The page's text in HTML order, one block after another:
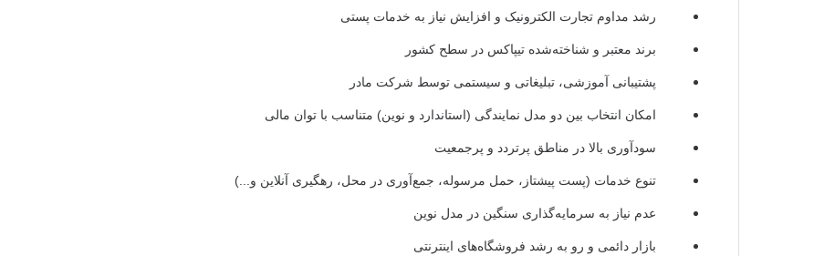
رشد مداوم تجارت الکترونیک و افزایش نیاز به خدمات پستی
برند معتبر و شناخته‌شده تیپاکس در سطح کشور
پشتیبانی آموزشی، تبلیغاتی و سیستمی توسط شرکت مادر
امکان انتخاب بین دو مدل نمایندگی (استاندارد و نوین) متناسب با توان مالی
سودآوری بالا در مناطق پرتردد و پرجمعیت
تنوع خدمات (پست پیشتاز، حمل مرسوله، جمع‌آوری در محل، رهگیری آنلاین و...)
عدم نیاز به سرمایه‌گذاری سنگین در مدل نوین
بازار دائمی و رو به رشد فروشگاه‌های اینترنتی